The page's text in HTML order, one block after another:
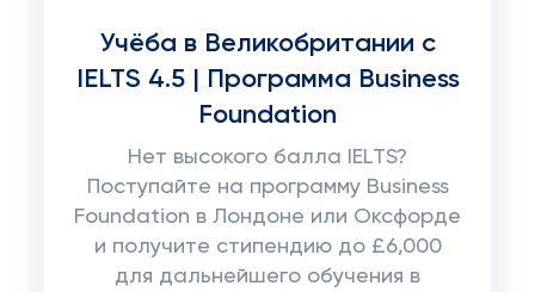
Учёба в Великобритании с
IELTS 4.5 | Программа Business
Foundation
Нет высокого балла IELTS?
Поступайте на программу Business
Foundation в Лондоне или Оксфорде
и получите стипендию до £6,000
для дальнейшего обучения в